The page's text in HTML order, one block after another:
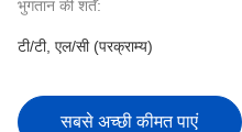
भुगतान की शर्तें:
टी/टी, एल/सी (परक्राम्य)
सबसे अच्छी कीमत पाएं